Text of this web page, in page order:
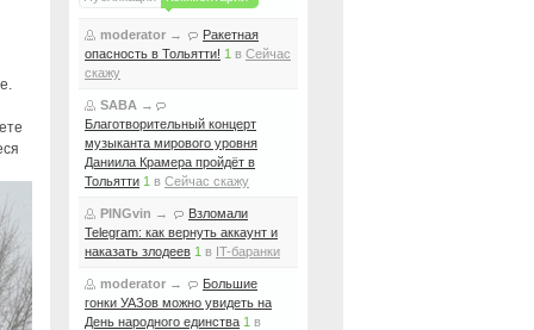
moderator →
Ракетная
опасность в Тольятти! 1 в Сейчас
скажу
SABA →
Благотворительный концерт
музыканта мирового уровня
Даниила Крамера пройдёт в
Тольятти 1 в Сейчас скажу
PINGvin →
Взломали
Telegram: как вернуть аккаунт и
наказать злодеев 1 в IT-баранки
moderator →
Большие
гонки УАЗов можно увидеть на
День народного единства 1 в